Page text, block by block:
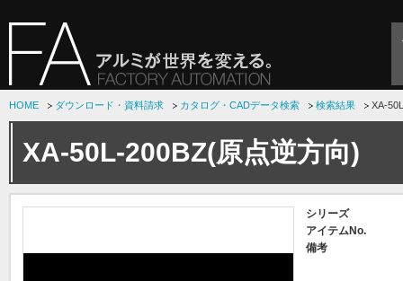
HOME ダウンロード・資料請求 カタログ・CADデータ検索 検索結果 XA-
XA-50L-200BZ(原点逆方向)
シリーズ
アイテムNo.
備考